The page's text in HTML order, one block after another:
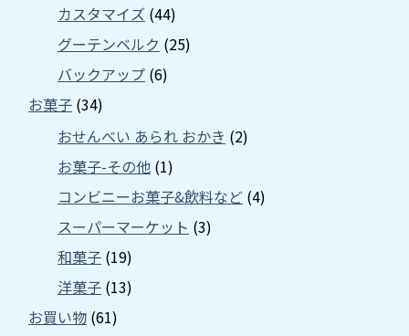
カスタマイズ (44)
グーテンベルク (25)
バックアップ (6)
お菓子 (34)
おせんべい あられ おかき (2)
お菓子-その他 (1)
コンビニーお菓子&飲料など (4)
スーパーマーケット (3)
和菓子 (19)
洋菓子 (13)
お買い物 (61)